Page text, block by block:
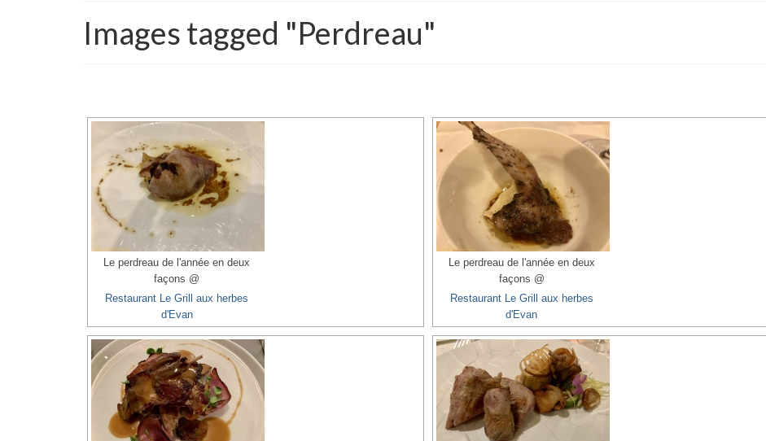
Images tagged "Perdreau"
Le perdreau de l'année en deux
façons @
Restaurant Le Grill aux herbes
d'Evan
Le perdreau de l'année en deux
façons @
Restaurant Le Grill aux herbes
d'Evan